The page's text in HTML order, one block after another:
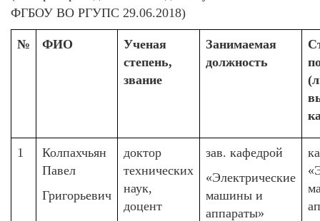
ФГБОУ ВО РГУПС 29.06.2018)
№ ФИО
Ученая
степень,
звание
Занимаемая
должность
1
Колпахчьян
Павел
Григорьевич
доктор
технических
наук,
доцент
зав. кафедрой
«Электрические
машины и
аппараты»